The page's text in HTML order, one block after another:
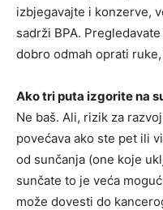
izbjegavajte i konzerve,
sadrži BPA.
dobro odmah oprati
Ako tri puta izgorite na
Ne baš. Ali, rizik za
povećava ako ste pet ili
od sunčanja (one koje
sunčate to je veća
može dovesti do